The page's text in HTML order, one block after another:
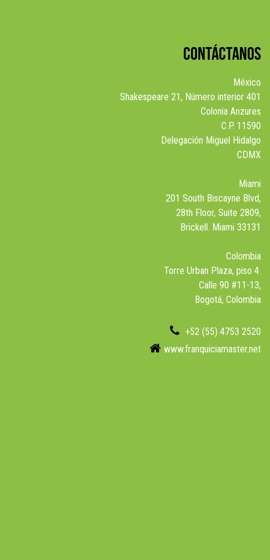
CONTÁCTANOS
México
Shakespeare 21, Número interior 401
Colonia Anzures
C.P. 11590
Delegación Miguel Hidalgo
CDMX
Miami
201 South Biscayne Blvd,
28th Floor, Suite 2809,
Brickell. Miami 33131
Colombia
Torre Urban Plaza, piso 4.
Calle 90 #11-13,
Bogotá, Colombia
+52 (55) 4753 2520
www.franquiciamaster.net